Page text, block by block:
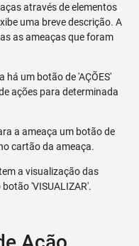
através de elementos
uma breve descrição. A
as ameaças que foram
há um botão de 'AÇÕES'
ações para determinada
a ameaça um botão de
cartão da ameaça.
a visualização das
'VISUALIZAR'.